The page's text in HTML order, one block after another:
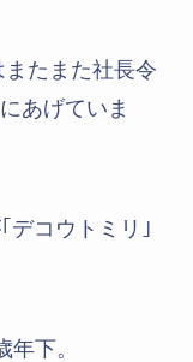
たまた社長令
あげていま
デコウトミリ｣
下。